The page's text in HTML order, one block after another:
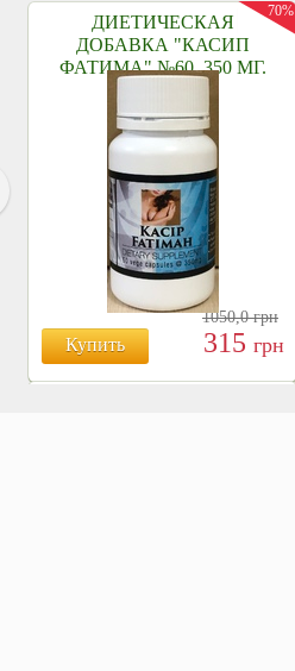
ДИЕТИЧЕСКАЯ
ДОБАВКА "КАСИП
ФАТИМА" №60, 350 МГ.
Купить
1050,0грн
315 грн
70%